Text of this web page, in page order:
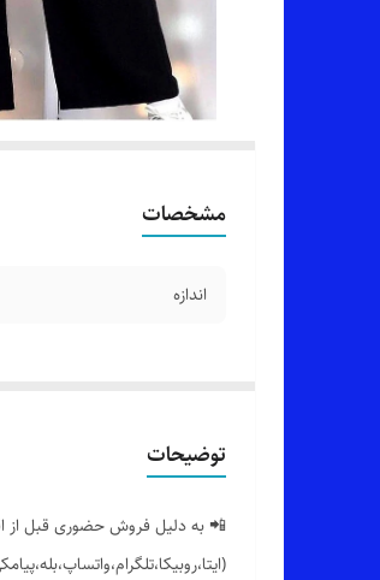
مشخصات
اندازه
توضیحات
📲 به دلیل فروش حضوری قبل از